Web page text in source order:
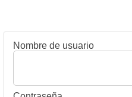
Nombre de usuario